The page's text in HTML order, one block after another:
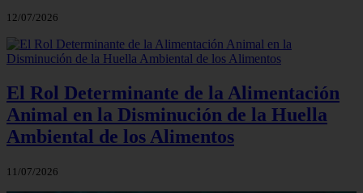
12/07/2026
El Rol Determinante de la Alimentación
Animal en la Disminución de la Huella
Ambiental de los Alimentos
11/07/2026